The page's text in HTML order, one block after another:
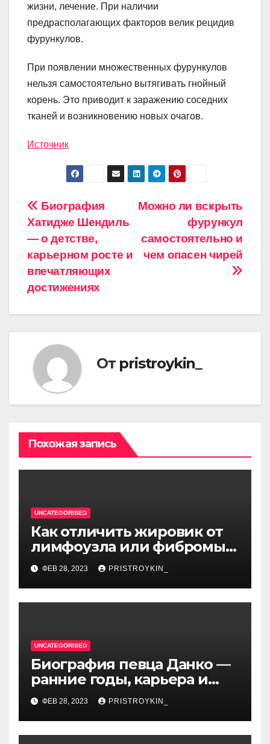
жизни, лечение. При наличии
предрасполагающих факторов велик рецидив
фурункулов.
При появлении множественных фурункулов
нельзя самостоятельно вытягивать гнойный
корень. Это приводит к заражению соседних
тканей и возникновению новых очагов.
Источник
Навигация
по
записям
Можно ли вскрыть
фурункул
самостоятельно и
чем опасен чирей
Биография
Хатидже Шендиль
— о детстве,
карьерном росте и
впечатляющих
достижениях
От pristroykin_
Похожая запись
UNCATEGORISED
Как отличить жировик от
лимфоузла или фибромы
мягких тканей или
гемангиомы
ФЕВ 28, 2023 PRISTROYKIN_
UNCATEGORISED
Биография певца Данко —
ранние годы, карьера и
личная жизнь — все, что вы
хотели знать о
талантливом артисте
ФЕВ 28, 2023 PRISTROYKIN_